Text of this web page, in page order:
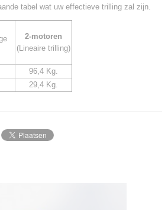
tabel wat uw effectieve trilling zal zijn.
2-motoren
(Lineaire trilling)
96,4 Kg.
29,4 Kg.